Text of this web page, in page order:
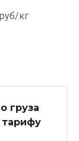
кг
груза
тарифу